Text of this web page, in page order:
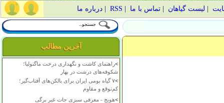
لیست گیاهان |تماس با ما RSS
|درباره ما
آخرین مطالب
>راهنمای کاشت و نگهداری درخت ماگنولیا؛
شکوفه‌های درشت در بهار
>
۷ گیاه بومی ایران برای بالکن‌های آفتاب‌گیر؛
کم‌توقع و مقاوم
>هویج - معرفی سبزی جات غیر برگی